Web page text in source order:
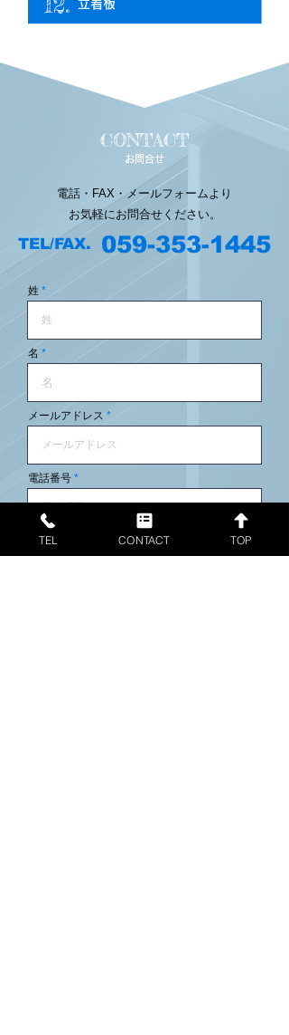
立看板
CONTACT
お問合せ
電話・FAX・メールフォームより
お気軽にお問合せください。
TEL/FAX. 059-353-1445
姓
名
メールアドレス
電話番号
メッセージを入力
TEL CONTACT TOP